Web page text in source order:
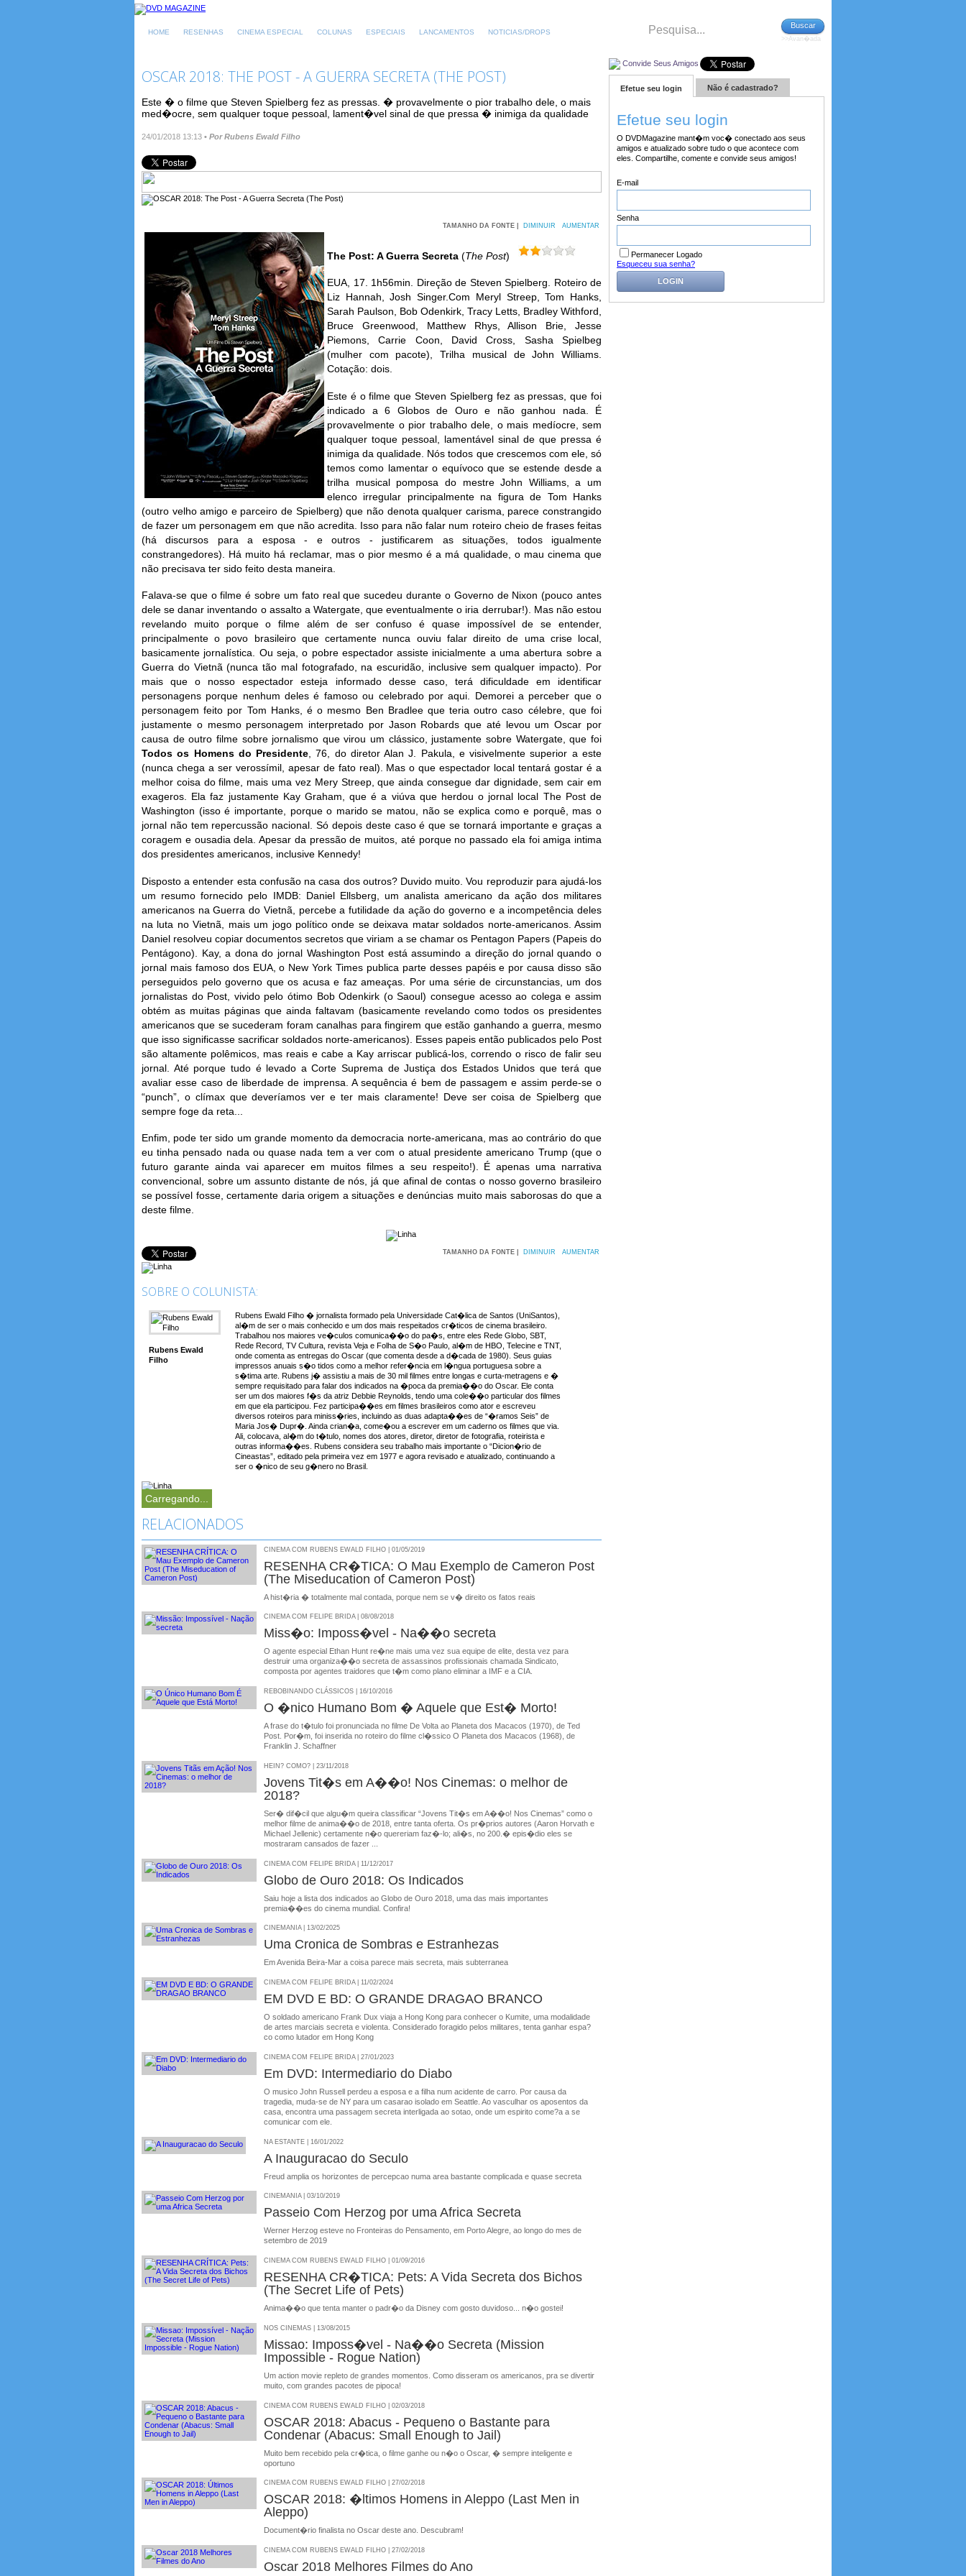
HOME RESENHAS CINEMA ESPECIAL COLUNAS ESPECIAIS LANCAMENTOS NOTICIAS/DROPS
Buscar
>>Avan�ada
OSCAR 2018: THE POST - A GUERRA SECRETA (THE POST)
Este � o filme que Steven Spielberg fez as pressas. � provavelmente o pior trabalho dele, o mais
med�ocre, sem qualquer toque pessoal, lament�vel sinal de que pressa � inimiga da qualidade
24/01/2018 13:13 • Por Rubens Ewald Filho
TAMANHO DA FONTE | DIMINUIR AUMENTAR
The Post: A Guerra Secreta (The Post)
EUA, 17. 1h56min. Direção de Steven Spielberg. Roteiro de
Liz Hannah, Josh Singer.Com Meryl Streep, Tom Hanks,
Sarah Paulson, Bob Odenkirk, Tracy Letts, Bradley Withford,
Bruce Greenwood, Matthew Rhys, Allison Brie, Jesse
Piemons, Carrie Coon, David Cross, Sasha Spielbeg
(mulher com pacote), Trilha musical de John Williams.
Cotação: dois.
Este é o filme que Steven Spielberg fez as pressas, que foi
indicado a 6 Globos de Ouro e não ganhou nada. É
provavelmente o pior trabalho dele, o mais medíocre, sem
qualquer toque pessoal, lamentável sinal de que pressa é
inimiga da qualidade. Nós todos que crescemos com ele, só
temos como lamentar o equívoco que se estende desde a
trilha musical pomposa do mestre John Williams, a um
elenco irregular principalmente na figura de Tom Hanks
(outro velho amigo e parceiro de Spielberg) que não denota qualquer carisma, parece constrangido
de fazer um personagem em que não acredita. Isso para não falar num roteiro cheio de frases feitas
(há discursos para a esposa - e outros - justificarem as situações, todos igualmente
constrangedores). Há muito há reclamar, mas o pior mesmo é a má qualidade, o mau cinema que
não precisava ter sido feito desta maneira.
Falava-se que o filme é sobre um fato real que sucedeu durante o Governo de Nixon (pouco antes
dele se danar inventando o assalto a Watergate, que eventualmente o iria derrubar!). Mas não estou
revelando muito porque o filme além de ser confuso é quase impossível de se entender,
principalmente o povo brasileiro que certamente nunca ouviu falar direito de uma crise local,
basicamente jornalística. Ou seja, o pobre espectador assiste inicialmente a uma abertura sobre a
Guerra do Vietnã (nunca tão mal fotografado, na escuridão, inclusive sem qualquer impacto). Por
mais que o nosso espectador esteja informado desse caso, terá dificuldade em identificar
personagens porque nenhum deles é famoso ou celebrado por aqui. Demorei a perceber que o
personagem feito por Tom Hanks, é o mesmo Ben Bradlee que teria outro caso célebre, que foi
justamente o mesmo personagem interpretado por Jason Robards que até levou um Oscar por
causa de outro filme sobre jornalismo que virou um clássico, justamente sobre Watergate, que foi
Todos os Homens do Presidente, 76, do diretor Alan J. Pakula, e visivelmente superior a este
(nunca chega a ser verossímil, apesar de fato real). Mas o que espectador local tentará gostar é a
melhor coisa do filme, mais uma vez Mery Streep, que ainda consegue dar dignidade, sem cair em
exageros. Ela faz justamente Kay Graham, que é a viúva que herdou o jornal local The Post de
Washington (isso é importante, porque o marido se matou, não se explica como e porquê, mas o
jornal não tem repercussão nacional. Só depois deste caso é que se tornará importante e graças a
coragem e ousadia dela. Apesar da pressão de muitos, até porque no passado ela foi amiga intima
dos presidentes americanos, inclusive Kennedy!
Disposto a entender esta confusão na casa dos outros? Duvido muito. Vou reproduzir para ajudá-los
um resumo fornecido pelo IMDB: Daniel Ellsberg, um analista americano da ação dos militares
americanos na Guerra do Vietnã, percebe a futilidade da ação do governo e a incompetência deles
na luta no Vietnã, mais um jogo político onde se deixava matar soldados norte-americanos. Assim
Daniel resolveu copiar documentos secretos que viriam a se chamar os Pentagon Papers (Papeis do
Pentágono). Kay, a dona do jornal Washington Post está assumindo a direção do jornal quando o
jornal mais famoso dos EUA, o New York Times publica parte desses papéis e por causa disso são
perseguidos pelo governo que os acusa e faz ameaças. Por uma série de circunstancias, um dos
jornalistas do Post, vivido pelo ótimo Bob Odenkirk (o Saoul) consegue acesso ao colega e assim
obtém as muitas páginas que ainda faltavam (basicamente revelando como todos os presidentes
americanos que se sucederam foram canalhas para fingirem que estão ganhando a guerra, mesmo
que isso significasse sacrificar soldados norte-americanos). Esses papeis então publicados pelo Post
são altamente polêmicos, mas reais e cabe a Kay arriscar publicá-los, correndo o risco de falir seu
jornal. Até porque tudo é levado a Corte Suprema de Justiça dos Estados Unidos que terá que
avaliar esse caso de liberdade de imprensa. A sequência é bem de passagem e assim perde-se o
“punch”, o clímax que deveríamos ver e ter mais claramente! Deve ser coisa de Spielberg que
sempre foge da reta...
Enfim, pode ter sido um grande momento da democracia norte-americana, mas ao contrário do que
eu tinha pensado nada ou quase nada tem a ver com o atual presidente americano Trump (que o
futuro garante ainda vai aparecer em muitos filmes a seu respeito!). É apenas uma narrativa
convencional, sobre um assunto distante de nós, já que afinal de contas o nosso governo brasileiro
se possível fosse, certamente daria origem a situações e denúncias muito mais saborosas do que a
deste filme.
TAMANHO DA FONTE | DIMINUIR AUMENTAR
SOBRE O COLUNISTA:
Rubens Ewald
Filho
Rubens Ewald Filho � jornalista formado pela Universidade Cat�lica de Santos (UniSantos),
al�m de ser o mais conhecido e um dos mais respeitados cr�ticos de cinema brasileiro.
Trabalhou nos maiores ve�culos comunica��o do pa�s, entre eles Rede Globo, SBT,
Rede Record, TV Cultura, revista Veja e Folha de S�o Paulo, al�m de HBO, Telecine e TNT,
onde comenta as entregas do Oscar (que comenta desde a d�cada de 1980). Seus guias
impressos anuais s�o tidos como a melhor refer�ncia em l�ngua portuguesa sobre a
s�tima arte. Rubens j� assistiu a mais de 30 mil filmes entre longas e curta-metragens e �
sempre requisitado para falar dos indicados na �poca da premia��o do Oscar. Ele conta
ser um dos maiores f�s da atriz Debbie Reynolds, tendo uma cole��o particular dos filmes
em que ela participou. Fez participa��es em filmes brasileiros como ator e escreveu
diversos roteiros para miniss�ries, incluindo as duas adapta��es de “�ramos Seis” de
Maria Jos� Dupr�. Ainda crian�a, come�ou a escrever em um caderno os filmes que via.
Ali, colocava, al�m do t�tulo, nomes dos atores, diretor, diretor de fotografia, roteirista e
outras informa��es. Rubens considera seu trabalho mais importante o “Dicion�rio de
Cineastas”, editado pela primeira vez em 1977 e agora revisado e atualizado, continuando a
ser o �nico de seu g�nero no Brasil.
Carregando...
RELACIONADOS
CINEMA COM RUBENS EWALD FILHO | 01/05/2019
RESENHA CR�TICA: O Mau Exemplo de Cameron Post
(The Miseducation of Cameron Post)
A hist�ria � totalmente mal contada, porque nem se v� direito os fatos reais
CINEMA COM FELIPE BRIDA | 08/08/2018
Miss�o: Imposs�vel - Na��o secreta
O agente especial Ethan Hunt re�ne mais uma vez sua equipe de elite, desta vez para
destruir uma organiza��o secreta de assassinos profissionais chamada Sindicato,
composta por agentes traidores que t�m como plano eliminar a IMF e a CIA.
REBOBINANDO CLÁSSICOS | 16/10/2016
O �nico Humano Bom � Aquele que Est� Morto!
A frase do t�tulo foi pronunciada no filme De Volta ao Planeta dos Macacos (1970), de Ted
Post. Por�m, foi inserida no roteiro do filme cl�ssico O Planeta dos Macacos (1968), de
Franklin J. Schaffner
HEIN? COMO? | 23/11/2018
Jovens Tit�s em A��o! Nos Cinemas: o melhor de
2018?
Ser� dif�cil que algu�m queira classificar “Jovens Tit�s em A��o! Nos Cinemas” como o
melhor filme de anima��o de 2018, entre tanta oferta. Os pr�prios autores (Aaron Horvath e
Michael Jellenic) certamente n�o quereriam faz�-lo; ali�s, no 200.� epis�dio eles se
mostraram cansados de fazer ...
CINEMA COM FELIPE BRIDA | 11/12/2017
Globo de Ouro 2018: Os Indicados
Saiu hoje a lista dos indicados ao Globo de Ouro 2018, uma das mais importantes
premia��es do cinema mundial. Confira!
CINEMANIA | 13/02/2025
Uma Cronica de Sombras e Estranhezas
Em Avenida Beira-Mar a coisa parece mais secreta, mais subterranea
CINEMA COM FELIPE BRIDA | 11/02/2024
EM DVD E BD: O GRANDE DRAGAO BRANCO
O soldado americano Frank Dux viaja a Hong Kong para conhecer o Kumite, uma modalidade
de artes marciais secreta e violenta. Considerado foragido pelos militares, tenta ganhar espa?
co como lutador em Hong Kong
CINEMA COM FELIPE BRIDA | 27/01/2023
Em DVD: Intermediario do Diabo
O musico John Russell perdeu a esposa e a filha num acidente de carro. Por causa da
tragedia, muda-se de NY para um casarao isolado em Seattle. Ao vasculhar os aposentos da
casa, encontra uma passagem secreta interligada ao sotao, onde um espirito come?a a se
comunicar com ele.
NA ESTANTE | 16/01/2022
A Inauguracao do Seculo
Freud amplia os horizontes de percepcao numa area bastante complicada e quase secreta
CINEMANIA | 03/10/2019
Passeio Com Herzog por uma Africa Secreta
Werner Herzog esteve no Fronteiras do Pensamento, em Porto Alegre, ao longo do mes de
setembro de 2019
CINEMA COM RUBENS EWALD FILHO | 01/09/2016
RESENHA CR�TICA: Pets: A Vida Secreta dos Bichos
(The Secret Life of Pets)
Anima��o que tenta manter o padr�o da Disney com gosto duvidoso... n�o gostei!
NOS CINEMAS | 13/08/2015
Missao: Imposs�vel - Na��o Secreta (Mission
Impossible - Rogue Nation)
Um action movie repleto de grandes momentos. Como disseram os americanos, pra se divertir
muito, com grandes pacotes de pipoca!
CINEMA COM RUBENS EWALD FILHO | 02/03/2018
OSCAR 2018: Abacus - Pequeno o Bastante para
Condenar (Abacus: Small Enough to Jail)
Muito bem recebido pela cr�tica, o filme ganhe ou n�o o Oscar, � sempre inteligente e
oportuno
CINEMA COM RUBENS EWALD FILHO | 27/02/2018
OSCAR 2018: �ltimos Homens in Aleppo (Last Men in
Aleppo)
Document�rio finalista no Oscar deste ano. Descubram!
CINEMA COM RUBENS EWALD FILHO | 27/02/2018
Oscar 2018 Melhores Filmes do Ano
Convide Seus Amigos
Efetue seu login Não é cadastrado?
Efetue seu login
O DVDMagazine mant�m voc� conectado aos seus
amigos e atualizado sobre tudo o que acontece com
eles. Compartilhe, comente e convide seus amigos!
E-mail
Senha
Permanecer Logado
Esqueceu sua senha?
LOGIN